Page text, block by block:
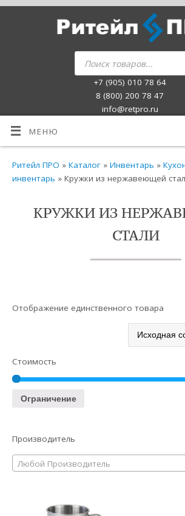
+7 (905) 010 78 64
8 (800) 200 78 47
info@retpro.ru
МЕНЮ
Ритейл ПРО »Каталог »Инвентарь »
инвентарь » Кружки из нержавеющей
КРУЖКИ ИЗ
СТАЛИ
Отображение единственного товара
Стоимость
Ограничение
Производитель
Любой Производитель